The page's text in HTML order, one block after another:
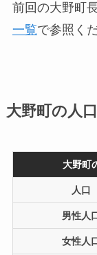
前回の大野町
一覧で参照く
大野町の人
大野町
人口
男性人
女性人